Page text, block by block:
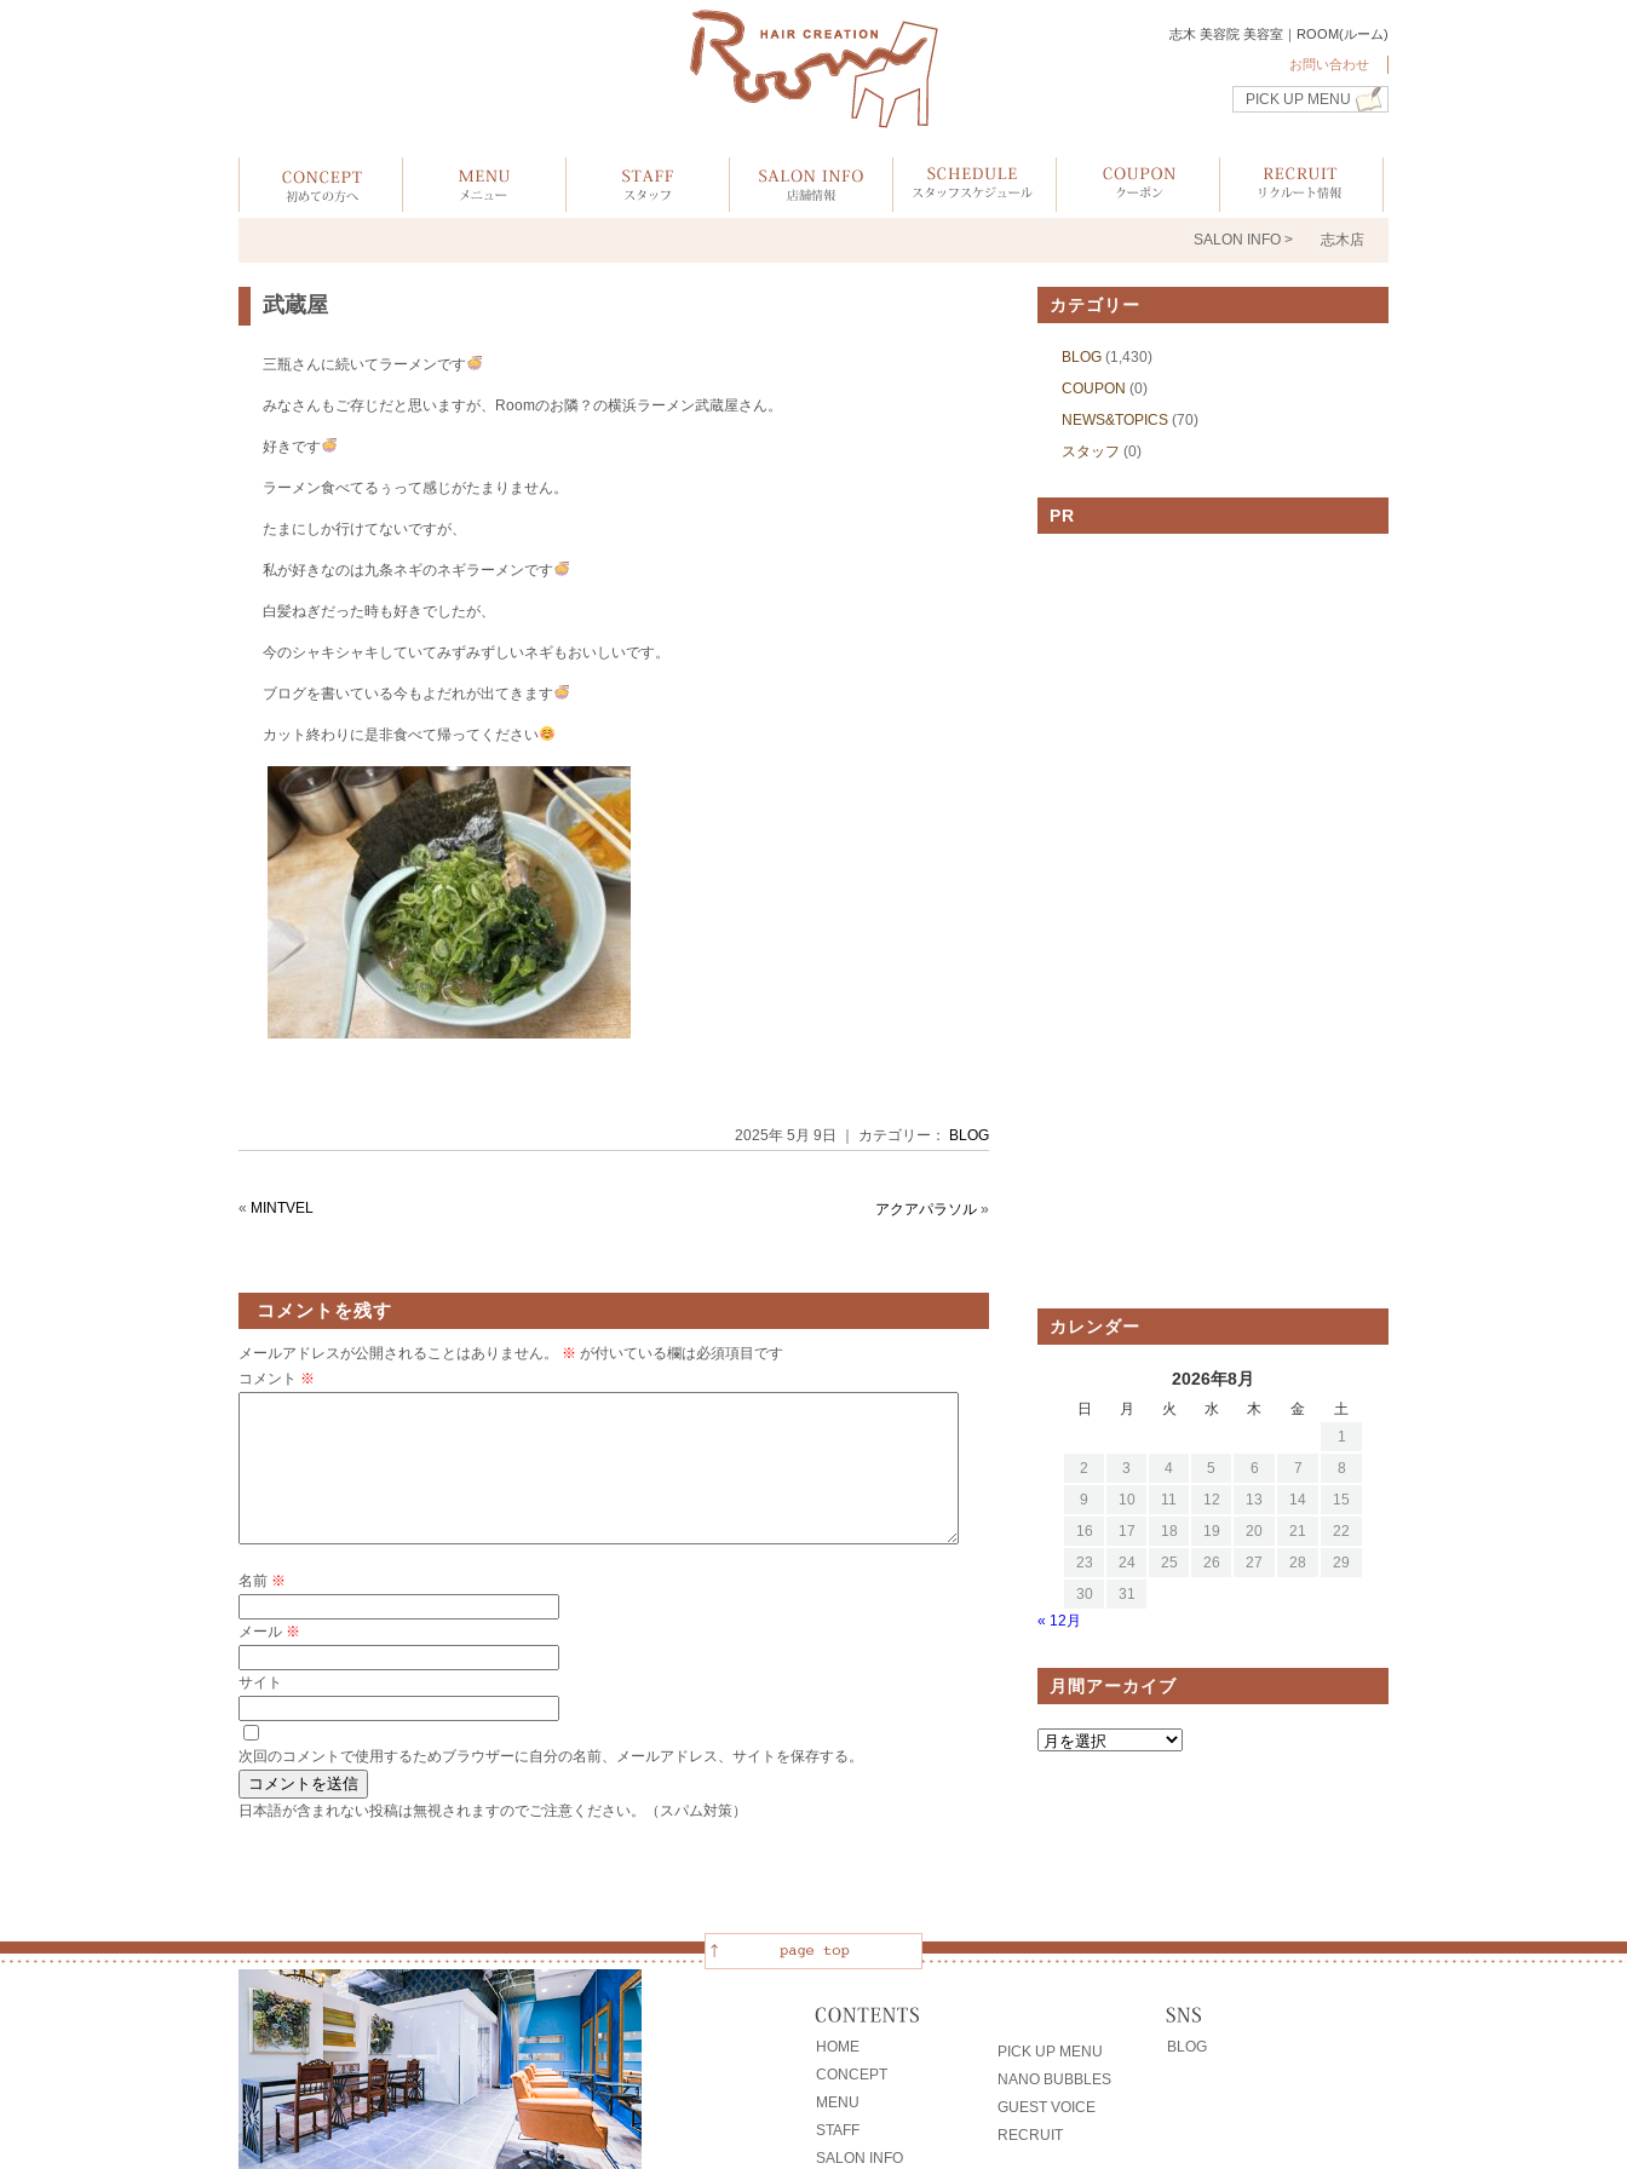
志木 美容院 美容室｜ROOM(ルーム)
お問い合わせ
PICK UP MENU
SALON INFO > 志木店
武蔵屋
三瓶さんに続いてラーメンです
みなさんもご存じだと思いますが、Roomのお隣？の横浜ラーメン武蔵屋さん。
好きです
ラーメン食べてるぅって感じがたまりません。
たまにしか行けてないですが、
私が好きなのは九条ネギのネギラーメンです
白髪ねぎだった時も好きでしたが、
今のシャキシャキしていてみずみずしいネギもおいしいです。
ブログを書いている今もよだれが出てきます
カット終わりに是非食べて帰ってください
2025年 5月 9日 ｜ カテゴリー： BLOG
« MINTVEL アクアパラソル »
コメントを残す
メールアドレスが公開されることはありません。 ※ が付いている欄は必須項目です
コメント ※
名前 ※
メール ※
サイト
次回のコメントで使用するためブラウザーに自分の名前、メールアドレス、サイトを保存する。
日本語が含まれない投稿は無視されますのでご注意ください。（スパム対策）
カテゴリー
BLOG (1,430)
COUPON (0)
NEWS&TOPICS (70)
スタッフ (0)
PR
カレンダー
2026年8月
日 月 火 水 木 金
土
1
2
3 4 5 6 7
8
9
10 11 12 13 14
15
16
17 18 19 20 21
22
23
24 25 26 27 28
29
30
31
« 12月
月間アーカイブ
HOME
CONCEPT
MENU
STAFF
SALON INFO
PICK UP MENU
NANO BUBBLES
GUEST VOICE
RECRUIT
BLOG